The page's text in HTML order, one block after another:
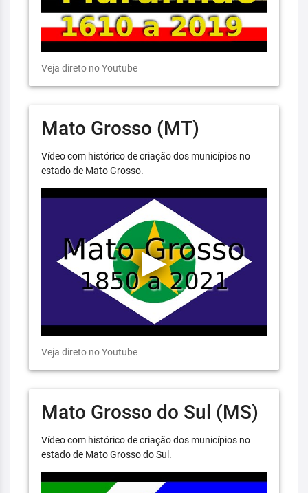
Veja direto no Youtube
Mato Grosso (MT)
Vídeo com histórico de criação dos municípios no
estado de Mato Grosso.
Veja direto no Youtube
Mato Grosso do Sul (MS)
Vídeo com histórico de criação dos municípios no
estado de Mato Grosso do Sul.